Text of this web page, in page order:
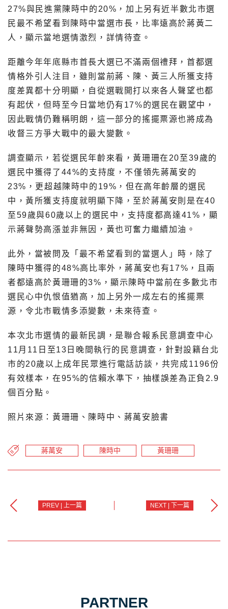
27%與民進黨陳時中的20%，加上另有近半數北市選
民最不希望看到陳時中當選市長，比率遠高於蔣黃二
人，顯示當地選情激烈，詳情待查。
距離今年年底縣市首長大選已不滿兩個禮拜，首都選
情格外引人注目，雖則當前蔣、陳、黃三人所獲支持
度差異都十分明顯，自從選戰開打以來各人聲望也都
有起伏，但時至今日當地仍有17%的選民在觀望中，
因此戰情仍難稱明朗，這一部分的搖擺票源也將成為
收督三方爭大戰中的最大變數。
調查顯示，若從選民年齡來看，黃珊珊在20至39歲的
選民中獲得了44%的支持度，不僅領先蔣萬安的
23%，更超越陳時中的19%，但在高年齡層的選民
中，黃所獲支持度就明顯下降，至於蔣萬安則是在40
至59歲與60歲以上的選民中，支持度都高達41%，顯
示蔣聲勢高漲並非無因，黃也可奮力繼續加油。
此外，當被問及「最不希望看到的當選人」時，除了
陳時中獲得的48%高比率外，蔣萬安也有17%，且兩
者都遠高於黃珊珊的3%，顯示陳時中當前在多數北市
選民心中仇恨值猶高，加上另外一成左右的搖擺票
源，令北市戰情多添變數，未來待查。
本次北市選情的最新民調，是聯合報系民意調查中心
11月11日至13日晚間執行的民意調查，針對設籍台北
市的20歲以上成年民眾進行電話訪談，共完成1196份
有效樣本，在95%的信賴水準下，抽樣誤差為正負2.9
個百分點。
照片來源：黃珊珊、陳時中、蔣萬安臉書
蔣萬安 陳時中 黃珊珊
PREV | 上一篇 NEXT | 下一篇
PARTNER